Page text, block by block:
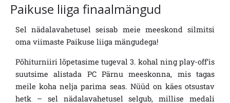
Paikuse liiga finaalmängud
Sel nädalavahetusel seisab meie meeskond silmitsi
oma viimaste Paikuse liiga mängudega!
Põhiturniiri lõpetasime tugeval 3. kohal ning play-off’is
suutsime alistada PC Pärnu meeskonna, mis tagas
meile koha nelja parima seas. Nüüd on käes otsustav
hetk – sel nädalavahetusel selgub, millise medali